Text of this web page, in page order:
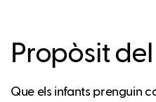
Propòsit
Que els infants prenguin